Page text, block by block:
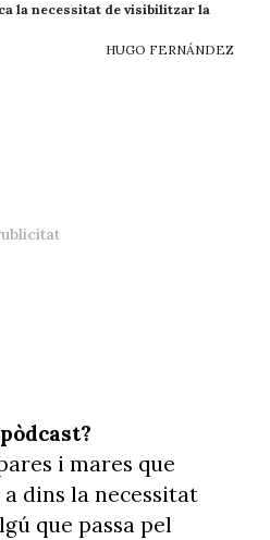
la necessitat de visibilitzar la
HUGO FERNÁNDEZ
i mares que
dins la necessitat
que passa pel